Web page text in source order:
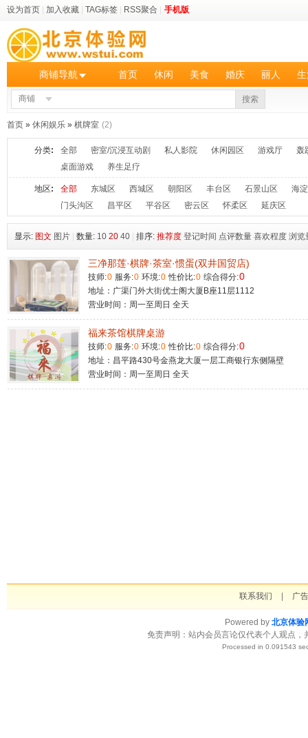
设为首页 加入收藏 TAG标签 RSS聚合 手机版
商铺导航 首页 休闲 美食 婚庆 丽人
商铺 搜索
首页 » 休闲娱乐 » 棋牌室 (2)
分类: 全部 密室/沉浸互动剧 私人影院 休闲园区 游戏厅
轰
桌面游戏
养生足疗
地区: 全部 东城区 西城区 朝阳区 丰台区 石景山区
海
门头沟区
昌平区 平谷区 密云区 怀柔区 延庆区
显示: 图文 图片 数量: 10 20 40 排序: 推荐度 登记时间 点评数量 喜欢程度 浏览
三净那莲·棋牌·茶室·惯蛋(双井国贸店)
技师:0 服务:0 环境:0 性价比:0 综合得分:0
地址：广渠门外大街优士阁大厦B座11层1112
营业时间：周一至周日 全天
福来茶馆棋牌桌游
技师:0 服务:0 环境:0 性价比:0 综合得分:0
地址：昌平路430号金燕龙大厦一层工商银行东侧隔壁
营业时间：周一至周日 全天
联系我们 | 广
Powered by 北京体验
免责声明：站内会员言论仅代表个人观点
Processed in 0.091543